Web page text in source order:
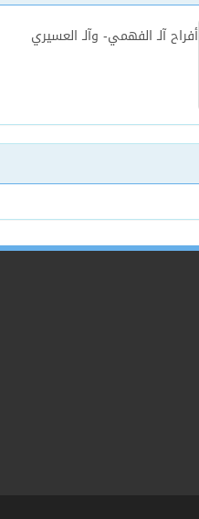
أفراح آلـ الفهمي- وآلـ العسيري